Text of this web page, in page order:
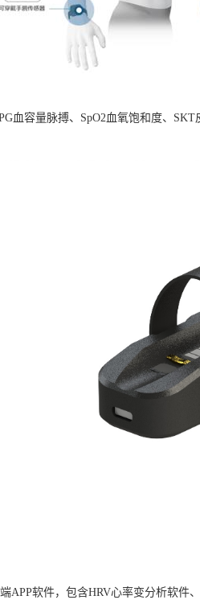
血容量脉搏、SpO2血氧饱和度、
APP软件，包含HRV心率变分析软件